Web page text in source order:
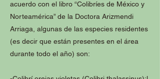
acuerdo con el libro “Colibríes de México y
Norteamérica” de la Doctora Arizmendi
Arriaga, algunas de las especies residentes
(es decir que están presentes en el área
durante todo el año) son: